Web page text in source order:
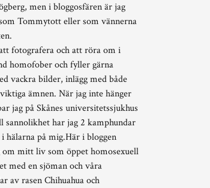
men i bloggosfären är jag
Tommytott eller som vännerna
fotografera och att röra om i
homofober och fyller gärna
vackra bilder, inlägg med både
ämnen. När jag inte hänger
jag på Skånes universitetssjukhus
sannolikhet har jag 2 kamphundar
i hälarna på mig.Här i bloggen
mitt liv som öppet homosexuell
med en sjöman och våra
av rasen Chihuahua och